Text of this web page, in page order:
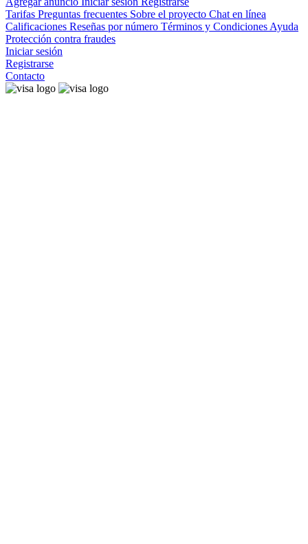
Tarifas Preguntas frecuentes Sobre el proyecto Chat en línea
Calificaciones Reseñas por número Términos y Condiciones Ayuda
Protección contra fraudes
Iniciar sesión
Registrarse
Contacto